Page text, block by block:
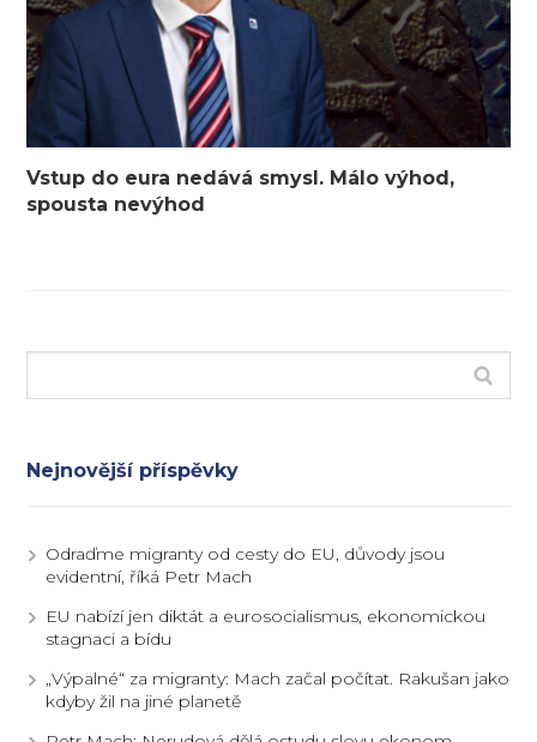
Vstup do eura nedává smysl. Málo výhod,
spousta nevýhod
Nejnovější příspěvky
Odraďme migranty od cesty do EU, důvody jsou
evidentní, říká Petr Mach
EU nabízí jen diktát a eurosocialismus, ekonomickou
stagnaci a bídu
„Výpalné“ za migranty: Mach začal počítat. Rakušan jako
kdyby žil na jiné planetě